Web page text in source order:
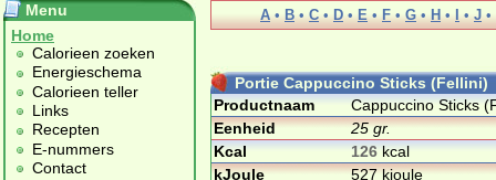
Menu
Home
Calorieen zoeken
Energieschema
Calorieen teller
Links
Recepten
E-nummers
Contact
A • B • C • D • E • F • G • H • I • J •
Portie Cappuccino Sticks (Fellini)
Productnaam
Cappuccino Sticks
Eenheid
25 gr.
Kcal
126 kcal
kJoule
527 kjoule